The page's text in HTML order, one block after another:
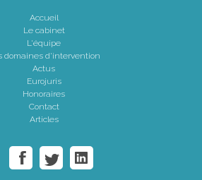
Accueil
Le cabinet
L'équipe
domaines d'intervention
Actus
Eurojuris
Honoraires
Contact
Articles